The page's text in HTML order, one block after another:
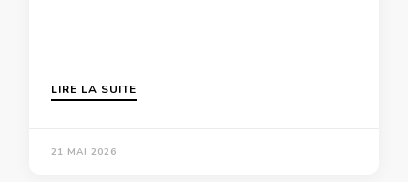
LIRE LA SUITE
21 MAI 2026